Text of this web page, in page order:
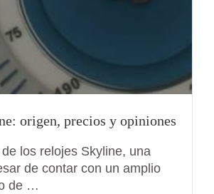
origen, precios y opiniones
los relojes Skyline, una
de contar con un amplio
de …